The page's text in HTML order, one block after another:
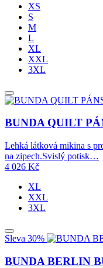
XS
S
M
L
XL
XXL
3XL
BUNDA QUILT
Lehká látková mikina s
na zipech.Svislý potisk…
4 026 Kč
XL
XXL
3XL
Sleva 30%
BUNDA BERLIN